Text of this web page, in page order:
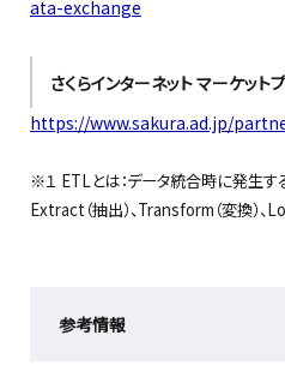
ata-exchange
さくらインターネットマーケット
https://www.sakura.ad.jp/
※１ ETLとは：データ統合時に発生
Extract（抽出）、Transform（変換）、
参考情報